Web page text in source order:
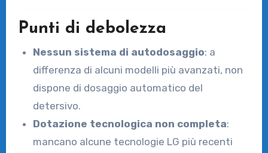
Punti di debolezza
Nessun sistema di autodosaggio: a
differenza di alcuni modelli più avanzati, non
dispone di dosaggio automatico del
detersivo.
Dotazione tecnologica non completa:
mancano alcune tecnologie LG più recenti